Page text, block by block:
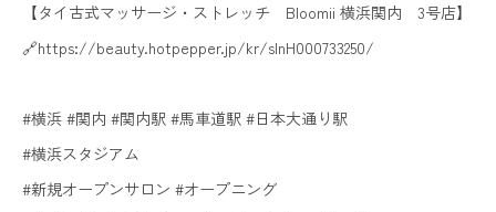
【タイ古式マッサージ・ストレッチ Bloomii 横浜関内 3号店】
🔗https://beauty.hotpepper.jp/kr/slnH000733250/
#横浜 #関内 #関内駅 #馬車道駅 #日本大通り駅
#横浜スタジアム
#新規オープンサロン #オープニング